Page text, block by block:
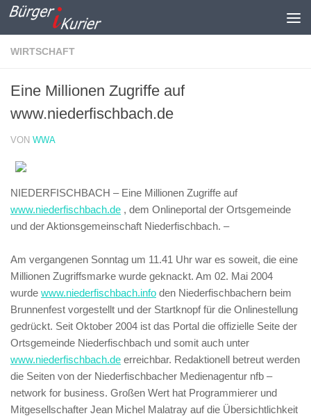
Zum Inhalt springen
WIRTSCHAFT
Eine Millionen Zugriffe auf
www.niederfischbach.de
VON WWA
NIEDERFISCHBACH – Eine Millionen Zugriffe auf
www.niederfischbach.de , dem Onlineportal der Ortsgemeinde
und der Aktionsgemeinschaft Niederfischbach. –
Am vergangenen Sonntag um 11.41 Uhr war es soweit, die eine
Millionen Zugriffsmarke wurde geknackt. Am 02. Mai 2004
wurde www.niederfischbach.info den Niederfischbachern beim
Brunnenfest vorgestellt und der Startknopf für die Onlinestellung
gedrückt. Seit Oktober 2004 ist das Portal die offizielle Seite der
Ortsgemeinde Niederfischbach und somit auch unter
www.niederfischbach.de erreichbar. Redaktionell betreut werden
die Seiten von der Niederfischbacher Medienagentur nfb –
network for business. Großen Wert hat Programmierer und
Mitgesellschafter Jean Michel Malatray auf die Übersichtlichkeit